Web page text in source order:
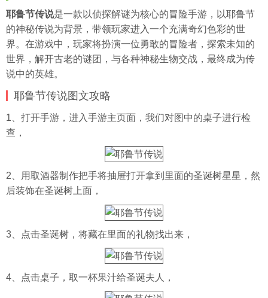
耶鲁节传说是一款以侦探解谜为核心的冒险手游，以耶鲁节
的神秘传说为背景，带领玩家进入一个充满奇幻色彩的世
界。在游戏中，玩家将扮演一位勇敢的冒险者，探索未知的
世界，解开古老的谜团，与各种神秘生物交战，最终成为传
说中的英雄。
耶鲁节传说图文攻略
1、打开手游，进入手游主页面，我们对图中的桌子进行检
查，
2、用取酒器制作把手将抽屉打开拿到里面的圣诞树星星，然
后装饰在圣诞树上面，
3、点击圣诞树，将藏在里面的礼物找出来，
4、点击桌子，取一杯果汁给圣诞夫人，